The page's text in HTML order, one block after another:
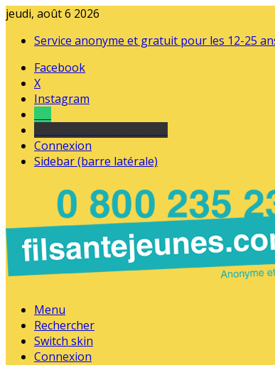
jeudi, août 6 2026
Service anonyme et gratuit pour les 12-25
Facebook
X
Instagram
Connexion
Sidebar (barre latérale)
Menu
Rechercher
Switch skin
Connexion